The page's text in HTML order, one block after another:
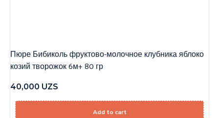
Пюре Бибиколь фруктово-молочное клубника яблоко
козий творожок 6м+ 80 гр
40,000 UZS
Add to cart